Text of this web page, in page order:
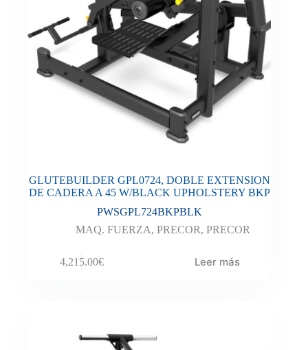
GLUTEBUILDER GPL0724, DOBLE EXTENSION
DE CADERA A 45 W/BLACK UPHOLSTERY BKP
PWSGPL724BKPBLK
MAQ. FUERZA,PRECOR,PRECOR
4,215.00€ Leer más